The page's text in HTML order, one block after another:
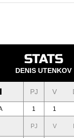
STATS
DENIS UTENKOV
PJ V
1 1
PJ V